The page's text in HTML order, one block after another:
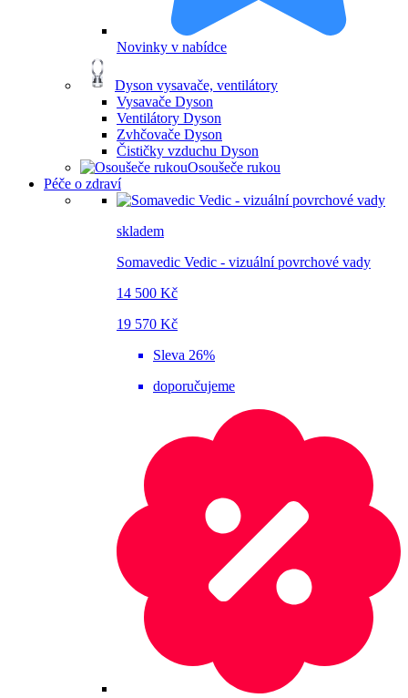
Novinky v nabídce
Dyson vysavače, ventilátory
Vysavače Dyson
Ventilátory Dyson
Zvhčovače Dyson
Čističky vzduchu Dyson
Osoušeče rukou
Péče o zdraví
skladem
Somavedic Vedic - vizuální povrchové vady
14 500 Kč
19 570 Kč
Sleva 26%
doporučujeme